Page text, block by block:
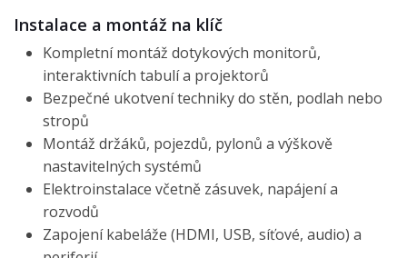
Instalace a montáž na klíč
Kompletní montáž dotykových monitorů,
interaktivních tabulí a projektorů
Bezpečné ukotvení techniky do stěn, podlah nebo
stropů
Montáž držáků, pojezdů, pylonů a výškově
nastavitelných systémů
Elektroinstalace včetně zásuvek, napájení a
rozvodů
Zapojení kabeláže (HDMI, USB, síťové, audio) a